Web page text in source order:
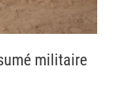
militaire